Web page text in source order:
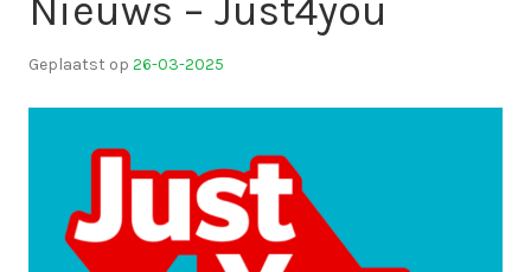
Nieuws – Just4you
Geplaatst op 26-03-2025
k
i
n